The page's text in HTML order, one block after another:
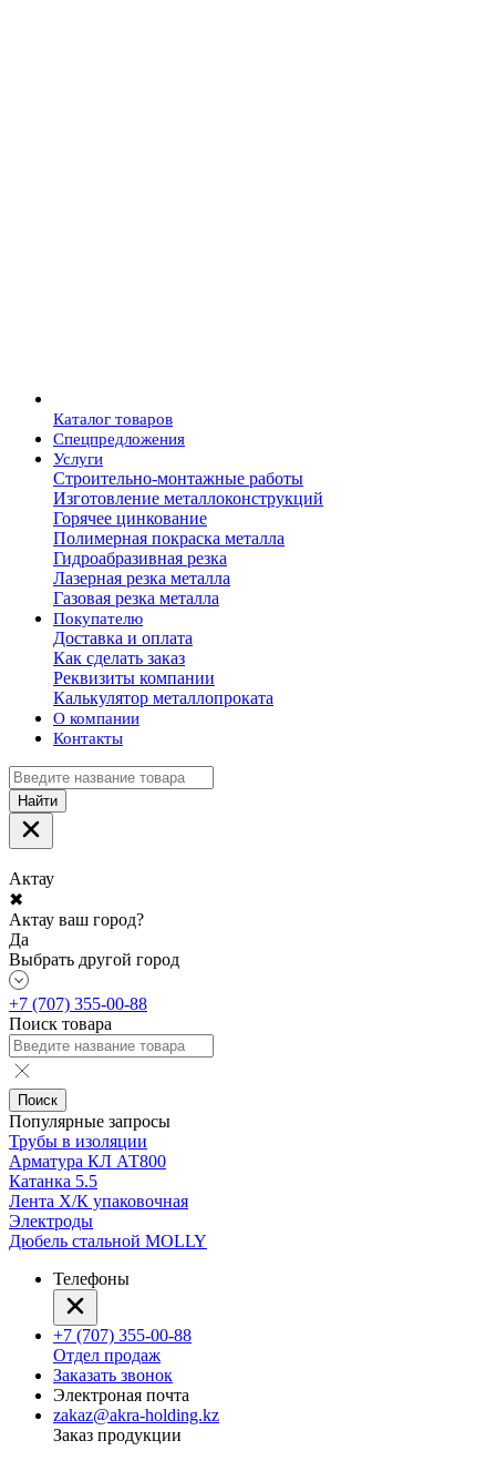
Каталог товаров
Спецпредложения
Услуги
Строительно-монтажные работы
Изготовление металлоконструкций
Горячее цинкование
Полимерная покраска металла
Гидроабразивная резка
Лазерная резка металла
Газовая резка металла
Покупателю
Доставка и оплата
Как сделать заказ
Реквизиты компании
Калькулятор металлопроката
О компании
Контакты
Найти
Актау
✖
Актау ваш город?
Да
Выбрать другой город
+7 (707) 355-00-88
Поиск товара
Поиск
Популярные запросы
Трубы в изоляции
Арматура КЛ АТ800
Катанка 5.5
Лента Х/К упаковочная
Электроды
Дюбель стальной MOLLY
Телефоны
+7 (707) 355-00-88
Отдел продаж
Заказать звонок
Электроная почта
zakaz@akra-holding.kz
Заказ продукции